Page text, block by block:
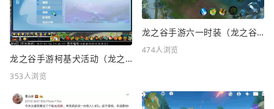
龙之谷手游柯基犬活动（龙之谷KFC联动）
353人浏览
龙之谷手游六一时装（龙之谷手游六一时装怎么样）
474人浏览